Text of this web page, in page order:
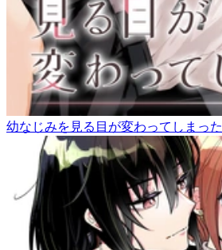
幼なじみを見る目が変わってしまった